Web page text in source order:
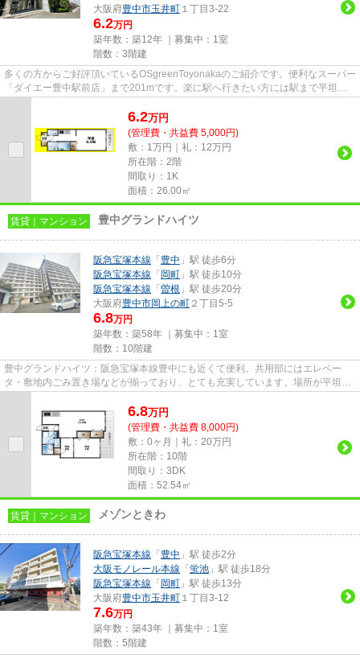
大阪府豊中市玉井町 １丁目3-22
6.2万円
築年数：築12年 ｜募集中： 1室
階数：3階建
多くの方からご好評頂いているOSgreenToyonakaのご紹介です。便利なスーパー
「ダイエー豊中駅前店」まで201mです。楽に駅へ行きたい方には駅まで平坦な
6.2万円
(管理費・共益費 5,000円)
敷：1万円｜礼：12万円
所在階：2階
間取り：1K
面積：26.00㎡
賃貸｜マンション 豊中グランドハイツ
阪急宝塚本線 「 豊中 」駅 徒歩6分
阪急宝塚本線 「 岡町 」駅 徒歩10分
阪急宝塚本線 「 曽根 」駅 徒歩20分
大阪府豊中市岡上の町 ２丁目5-5
6.8万円
築年数：築58年 ｜募集中： 1室
階数：10階建
豊中グランドハイツ：阪急宝塚本線豊中にも近くて便利。共用部にはエレベー
タ・敷地内ごみ置き場などが揃っており、とても充実しています。場所が平坦な
6.8万円
(管理費・共益費 8,000円)
敷：0ヶ月｜礼：20万円
所在階：10階
間取り：3DK
面積：52.54㎡
賃貸｜マンション メゾンときわ
阪急宝塚本線 「 豊中 」駅 徒歩2分
大阪モノレール本線 「 蛍池 」駅 徒歩18分
阪急宝塚本線 「 岡町 」駅 徒歩13分
大阪府豊中市玉井町 １丁目3-12
7.6万円
築年数：築43年 ｜募集中： 1室
階数：5階建